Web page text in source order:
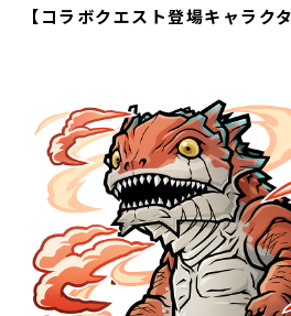
【コラボクエスト登場キャラク